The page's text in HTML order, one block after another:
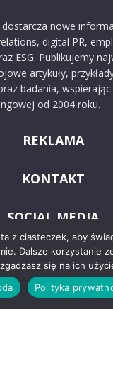
nowe
digital PR,
ESG. Publikujemy
artykuły,
badania,
od 2004 roku.
REKLAMA
KONTAKT
SOCIAL MEDIA
z ciasteczek, aby
Dalsze korzystanie
się na ich
Polityka